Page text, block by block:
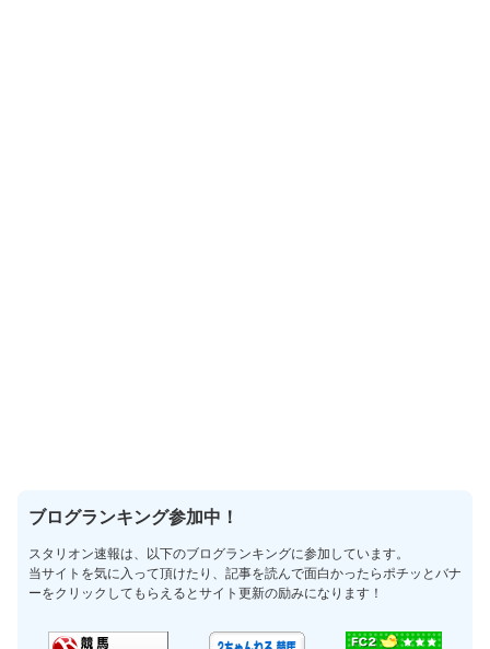
ブログランキング参加中！
スタリオン速報は、以下のブログランキングに参加しています。
当サイトを気に入って頂けたり、記事を読んで面白かったらポチッとバナ
ーをクリックしてもらえるとサイト更新の励みになります！